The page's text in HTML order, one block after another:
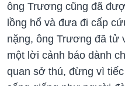
ông Trương cũng đã
lồng hổ và đưa đi cấp
nặng, ông Trương đã tử
một lời cảnh báo dành
quan sở thú, đừng vì